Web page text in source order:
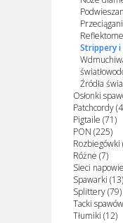
Strippery
Źródła
Osłonki
Patchcordy
Pigtaile (71)
PON (225)
Rozbiegówki
Różne (7)
Sieci
Spawarki (13)
Splittery (79)
Tacki
Tłumiki (12)